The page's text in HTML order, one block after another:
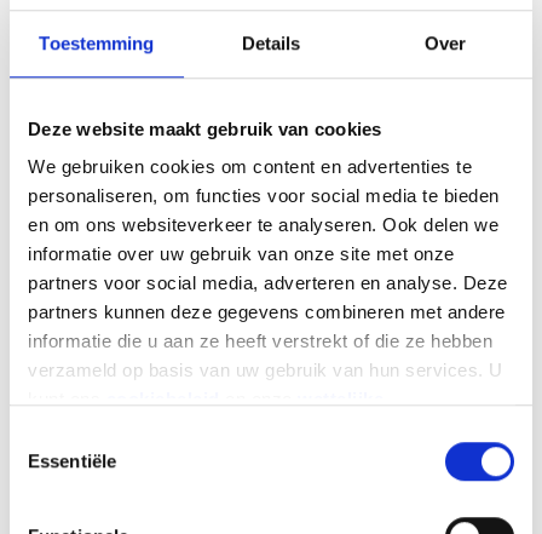
Toestemming Details Over
Deze website maakt gebruik van cookies
We gebruiken cookies om content en advertenties te
personaliseren, om functies voor social media te bieden
en om ons websiteverkeer te analyseren. Ook delen we
informatie over uw gebruik van onze site met onze
partners voor social media, adverteren en analyse. Deze
partners kunnen deze gegevens combineren met andere
informatie die u aan ze heeft verstrekt of die ze hebben
verzameld op basis van uw gebruik van hun services. U
Essentiële
De gps-tracker: hoewel dit diefstal niet
verhindert, is het handig om je motorfiets te
lokaliseren.
Markeringen: de gravures van een unieke
code op verschillende plaatsen op de motor
ontradende effect is reëel.
Park): dit parkeeranker met ketting wordt